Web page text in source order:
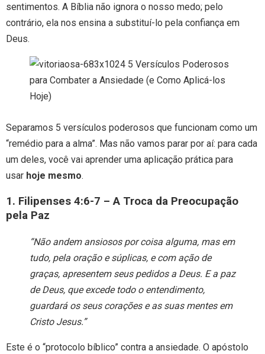
sentimentos. A Bíblia não ignora o nosso medo; pelo
contrário, ela nos ensina a substituí-lo pela confiança em
Deus.
Separamos 5 versículos poderosos que funcionam como um
“remédio para a alma”. Mas não vamos parar por aí: para cada
um deles, você vai aprender uma aplicação prática para
usar hoje mesmo.
1. Filipenses 4:6-7 – A Troca da Preocupação
pela Paz
“Não andem ansiosos por coisa alguma, mas em
tudo, pela oração e súplicas, e com ação de
graças, apresentem seus pedidos a Deus. E a paz
de Deus, que excede todo o entendimento,
guardará os seus corações e as suas mentes em
Cristo Jesus.”
Este é o “protocolo bíblico” contra a ansiedade. O apóstolo